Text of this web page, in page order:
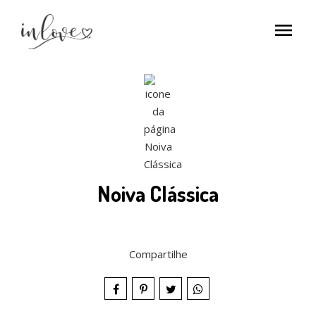
menu
Noiva Clássica
Compartilhe